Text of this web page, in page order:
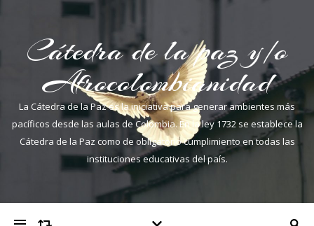
Cátedra de la paz y/o
Afrocolombianidad
La Cátedra de la Paz es la iniciativa para generar ambientes más
pacíficos desde las aulas de Colombia. En la ley 1732 se establece la
Cátedra de la Paz como de obligatorio cumplimiento en todas las
instituciones educativas del país.